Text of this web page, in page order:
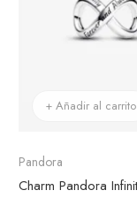
+ Añadir al carrito
Pandora